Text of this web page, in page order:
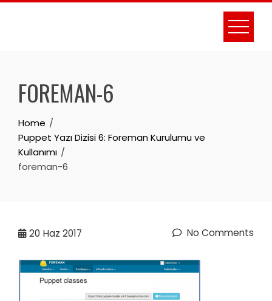
Skip
FOREMAN-6
Home
Puppet Yazı Dizisi 6: Foreman Kurulumu ve
Kullanımı
foreman-6
20 Haz 2017 No Comments